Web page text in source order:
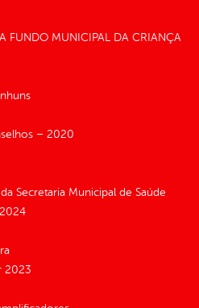
FUNDO MUNICIPAL DA CRIANÇA
– 2020
Secretaria Municipal de Saúde
2023